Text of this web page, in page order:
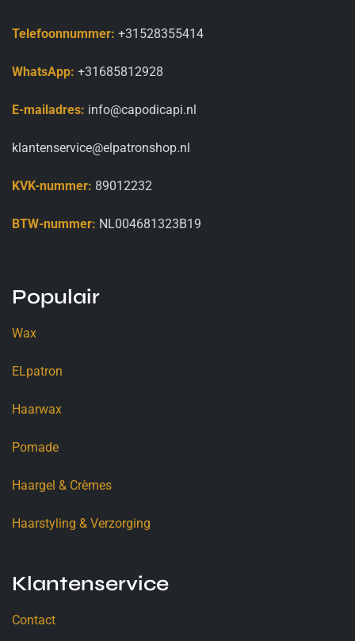
Telefoonnummer: +31528355414
WhatsApp: +31685812928
E-mailadres: info@capodicapi.nl
klantenservice@elpatronshop.nl
KVK-nummer: 89012232
BTW-nummer: NL004681323B19
Populair
Wax
ELpatron
Haarwax
Pomade
Haargel & Crèmes
Haarstyling & Verzorging
Klantenservice
Contact